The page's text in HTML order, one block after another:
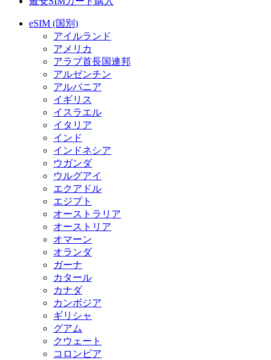
eSIM (国別)
アイルランド
アメリカ
アラブ首長国連邦
アルゼンチン
アルバニア
イギリス
イスラエル
イタリア
インド
インドネシア
ウガンダ
ウルグアイ
エクアドル
エジプト
オーストラリア
オーストリア
オマーン
オランダ
ガーナ
カタール
カナダ
カンボジア
ギリシャ
グアム
クウェート
コロンビア